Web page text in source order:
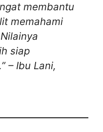
membantu
memahami
siap
– Ibu Lani,